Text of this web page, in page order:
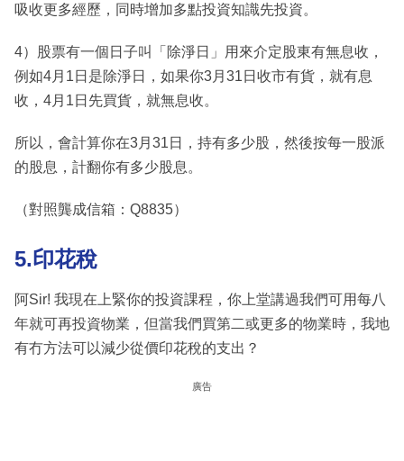
吸收更多經歷，同時增加多點投資知識先投資。
4）股票有一個日子叫「除淨日」用來介定股東有無息收，
例如4月1日是除淨日，如果你3月31日收市有貨，就有息
收，4月1日先買貨，就無息收。
所以，會計算你在3月31日，持有多少股，然後按每一股派
的股息，計翻你有多少股息。
（對照龔成信箱：Q8835）
5.印花稅
阿Sir! 我現在上緊你的投資課程，你上堂講過我們可用每八
年就可再投資物業，但當我們買第二或更多的物業時，我地
有冇方法可以減少從價印花稅的支出？
廣告